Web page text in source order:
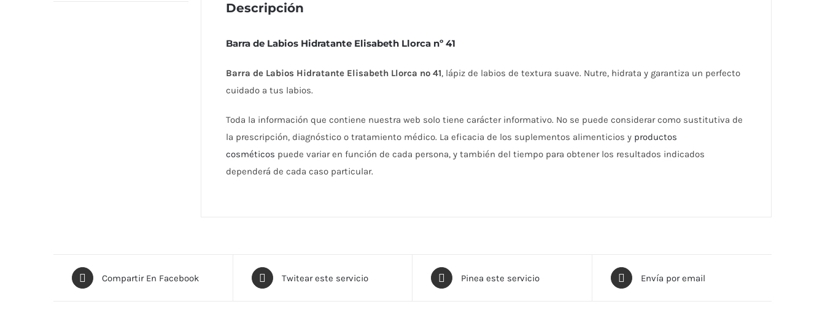
Descripción
Barra de Labios Hidratante Elisabeth Llorca nº 41
Barra de Labios Hidratante Elisabeth Llorca nº 41, lápiz de labios de textura suave. Nutre, hidrata y garantiza un perfecto
cuidado a tus labios.
Toda la información que contiene nuestra web solo tiene carácter informativo. No se puede considerar como sustitutiva de
la prescripción, diagnóstico o tratamiento médico. La eficacia de los suplementos alimenticios y productos
cosméticos puede variar en función de cada persona, y también del tiempo para obtener los resultados indicados
dependerá de cada caso particular.
Compartir En Facebook Twitear este servicio Pinea este servicio Envía por email